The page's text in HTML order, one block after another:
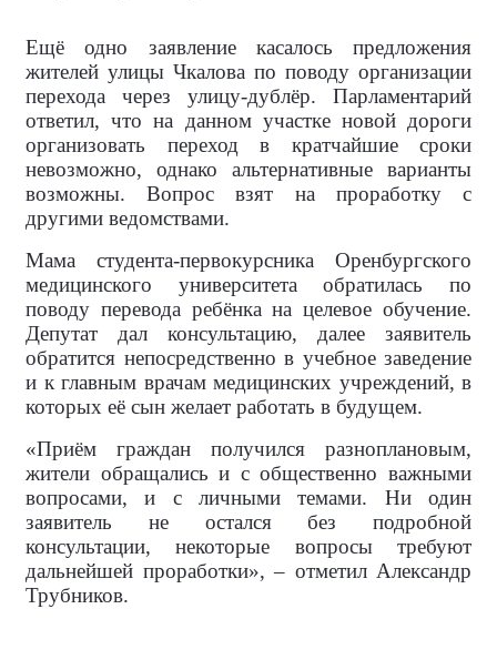
Ещё одно заявление касалось предложения
жителей улицы Чкалова по поводу организации
перехода через улицу-дублёр. Парламентарий
ответил, что на данном участке новой дороги
организовать переход в кратчайшие сроки
невозможно, однако альтернативные варианты
возможны. Вопрос взят на проработку с
другими ведомствами.
Мама студента-первокурсника Оренбургского
медицинского университета обратилась по
поводу перевода ребёнка на целевое обучение.
Депутат дал консультацию, далее заявитель
обратится непосредственно в учебное заведение
и к главным врачам медицинских учреждений, в
которых её сын желает работать в будущем.
«Приём граждан получился разноплановым,
жители обращались и с общественно важными
вопросами, и с личными темами. Ни один
заявитель не остался без подробной
консультации, некоторые вопросы требуют
дальнейшей проработки», – отметил Александр
Трубников.